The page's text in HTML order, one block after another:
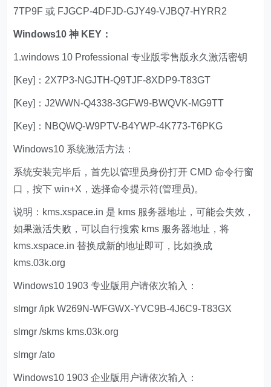
7TP9F 或 FJGCP-4DFJD-GJY49-VJBQ7-HYRR2
Windows10 神 KEY：
1.windows 10 Professional 专业版零售版永久激活密钥
[Key]：2X7P3-NGJTH-Q9TJF-8XDP9-T83GT
[Key]：J2WWN-Q4338-3GFW9-BWQVK-MG9TT
[Key]：NBQWQ-W9PTV-B4YWP-4K773-T6PKG
Windows10 系统激活方法：
系统安装完毕后，首先以管理员身份打开 CMD 命令行窗
口，按下 win+X，选择命令提示符(管理员)。
说明：kms.xspace.in 是 kms 服务器地址，可能会失效，
如果激活失败，可以自行搜索 kms 服务器地址，将
kms.xspace.in 替换成新的地址即可，比如换成
kms.03k.org
Windows10 1903 专业版用户请依次输入：
slmgr /ipk W269N-WFGWX-YVC9B-4J6C9-T83GX
slmgr /skms kms.03k.org
slmgr /ato
Windows10 1903 企业版用户请依次输入：